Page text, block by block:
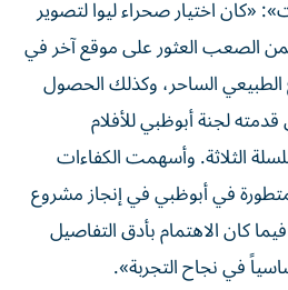
«كان اختيار صحراء ليوا لتصوير
فمن الصعب العثور على موقع آخر في
الطبيعي الساحر، وكذلك الحصول
لجنة أبوظبي للأفلام
الثلاثة. وأسهمت الكفاءات
في أبوظبي في إنجاز مشروع
كان الاهتمام بأدق التفاصيل
في نجاح التجربة».